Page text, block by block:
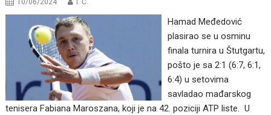
10/06/2024 I. Ć.
Hamad Međedović
plasirao se u osminu
finala turnira u Štutgartu,
pošto je sa 2:1 (6:7, 6:1,
6:4) u setovima
savladao mađarskog
tenisera Fabiana Maroszana, koji je na 42. poziciji ATP liste. U